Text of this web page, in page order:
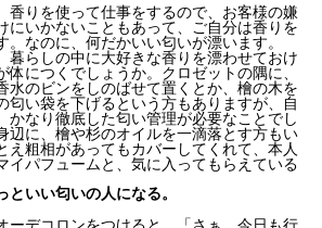
香りを使って仕事をするので、お客様の嫌
にいかないこともあって、ご自分は香りを
。なのに、何だかいい匂いが漂います。
暮らしの中に大好きな香りを漂わせておけ
体につくでしょうか。クロゼットの隅に、
水のビンをしのばせて置くとか、檜の木を
匂い袋を下げるという方もありますが、自
かなり徹底した匂い管理が必要なことでし
辺に、檜や杉のオイルを一滴落とす方もい
え粗相があってもカバーしてくれて、本人
イパフュームと、気に入ってもらえている
といい匂いの人になる。